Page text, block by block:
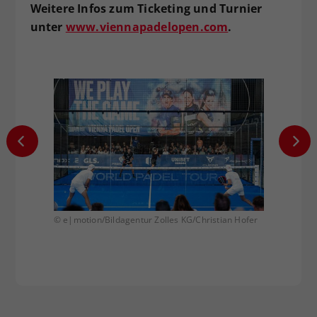
Weitere Infos zum Ticketing und Turnier
unter www.viennapadelopen.com.
© e|motion/Bildagentur Zolles KG/Christian Hofer